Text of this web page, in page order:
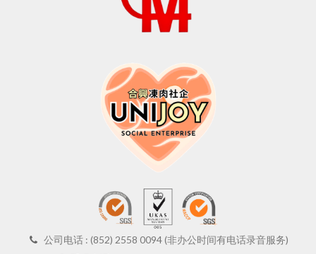
公司电话 : (852) 2558 0094 (非办公时间有电话录音服务)